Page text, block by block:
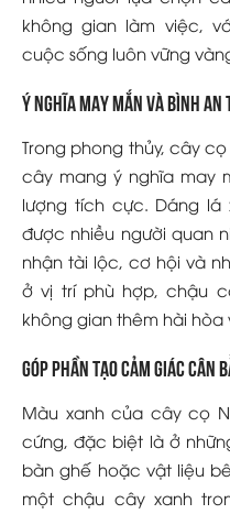
không gian làm việc,
cuộc sống luôn vững
Ý nghĩa may mắn và bình
Trong phong thủy, cây
cây mang ý nghĩa may
lượng tích cực. Dáng
được nhiều người quan
nhận tài lộc, cơ hội và
ở vị trí phù hợp, chậu
không gian thêm hài hòa
Góp phần tạo cảm giác cân
Màu xanh của cây cọ
cứng, đặc biệt là ở
bàn ghế hoặc vật liệu
một chậu cây xanh